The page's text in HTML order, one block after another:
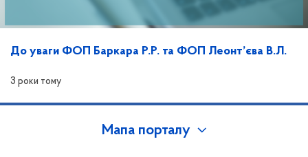
До уваги ФОП Баркара Р.Р. та ФОП Леонт’єва В.Л.
3 роки тому
Мапа порталу